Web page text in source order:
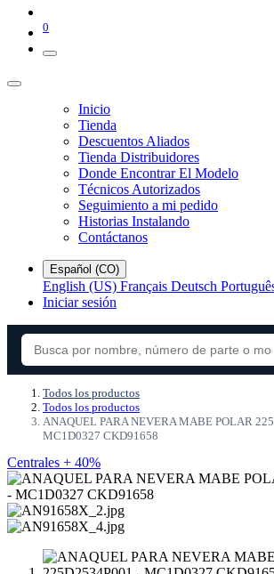
0
Inicio
Tienda
Descuentos Aliados
Tienda Distribuidores
Donde Encontrar El Modelo
Técnicos Autorizados
Seguimiento a mi pedido
Historias Instalando
Contáctanos
Español (CO)
English (US) Français Deutsch
Iniciar sesión
Todos los productos
Todos los productos
ANAQUEL PARA NEVERA MABE POLAR
MC1D0327 CKD91658
Centrales + 40%